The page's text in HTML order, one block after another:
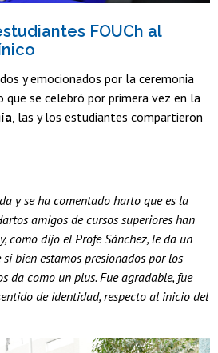
FOUCh al
y emocionados por la ceremonia
que se celebró por primera vez en la
, las y los estudiantes compartieron
y se ha comentado harto que es la
amigos de cursos superiores han
como dijo el Profe Sánchez, le da un
bien estamos presionados por los
da como un plus. Fue agradable, fue
de identidad, respecto al inicio del